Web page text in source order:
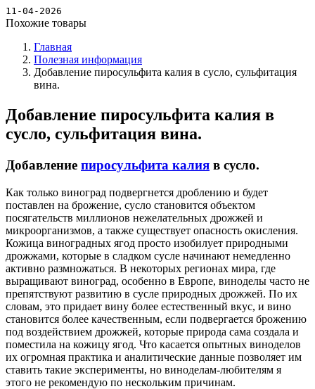
Новости
11-04-2026
Похожие товары
Главная
Полезная информация
Добавление пиросульфита калия в сусло, сульфитация
вина.
Добавление пиросульфита калия в
сусло, сульфитация вина.
Добавление пиросульфита калия в сусло.
Как только виноград подвергнется дроблению и будет
поставлен на брожение, сусло становится объектом
посягательств миллионов нежелательных дрожжей и
микроорганизмов, а также существует опасность окисления.
Кожица виноградных ягод просто изобилует природными
дрожжами, которые в сладком сусле начинают немедленно
активно размножаться. В некоторых регионах мира, где
выращивают виноград, особенно в Европе, виноделы часто не
препятствуют развитию в сусле природных дрожжей. По их
словам, это придает вину более естественный вкус, и вино
становится более качественным, если подвергается брожению
под воздействием дрожжей, которые природа сама создала и
поместила на кожицу ягод. Что касается опытных виноделов
их огромная практика и аналитические данные позволяет им
ставить такие эксперименты, но виноделам-любителям я
этого не рекомендую по нескольким причинам.